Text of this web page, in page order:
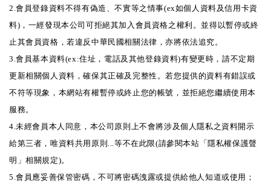
2.會員登錄資料不得有偽造、不實等之情事(ex如個人資料及信用卡資
料)，一經發現本公司可拒絕其加入會員資格之權利。並得以暫停或終
止其會員資格，若違反中華民國相關法律，亦將依法追究。
3.會員基本資料(ex:住址，電話及其他登錄資料)有變更時，請不定期
更新相關個人資料，確保其正確及完整性。若您提供的資料有錯誤或
不符等現象，本網站有權暫停或終止您的帳號，並拒絕您繼續使用本
服務。
4.未經會員本人同意，本公司原則上不會將涉及個人隱私之資料開示
給第三者，唯資料共用原則...等不在此限(請參閱本站「隱私權保護聲
明」相關規定)。
5.會員應妥善保管密碼，不可將密碼洩露或提供給他人知道或使用；